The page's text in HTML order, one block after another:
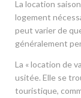
La location
logement
peut varier de
généralement
La « location de
usitée. Elle se
touristique,